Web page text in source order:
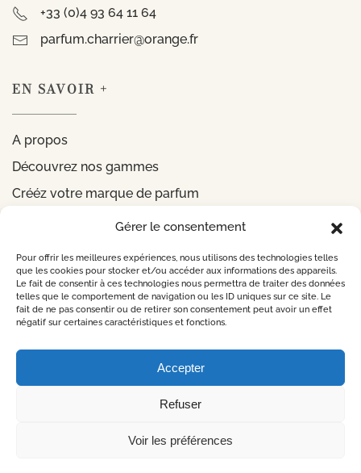
Gérer le consentement
Pour offrir les meilleures expériences, nous utilisons des technologies telles
que les cookies pour stocker et/ou accéder aux informations des appareils.
Le fait de consentir à ces technologies nous permettra de traiter des données
telles que le comportement de navigation ou les ID uniques sur ce site. Le
fait de ne pas consentir ou de retirer son consentement peut avoir un effet
négatif sur certaines caractéristiques et fonctions.
Accepter
Refuser
Voir les préférences
+33 (0)4 93 64 11 64
parfum.charrier@orange.fr
EN SAVOIR +
A propos
Découvrez nos gammes
Crééz votre marque de parfum
Mentions légales
Politique de confidentialité